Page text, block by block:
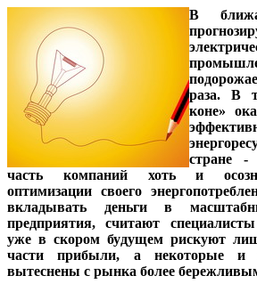
В
раза. В
коне»
стране -
часть компаний хоть и
оптимизации своего
вкладывать деньги в
предприятия, считают
уже в скором будущем рискуют
части прибыли, а некоторые и
вытеснены с рынка более